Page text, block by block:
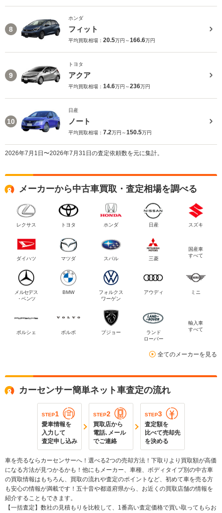
8
ホンダ
フィット
平均買取相場： 20.5万円～166.6万円
9
トヨタ
アクア
平均買取相場： 14.6万円～236万円
10
日産
ノート
平均買取相場： 7.2万円～150.5万円
2026年7月1日〜2026年7月31日の査定依頼数を元に集計。
メーカーから中古車買取・査定相場を調べる
レクサス トヨタ ホンダ 日産 スズキ
ダイハツ マツダ スバル 三菱
国産車
すべて
メルセデス
・ベンツ
BMW
フォルクス
ワーゲン
アウディ ミニ
ポルシェ ボルボ プジョー
ランド
ローバー
輸入車
すべて
全てのメーカーを見る
カーセンサー簡単ネット車査定の流れ
STEP1
愛車情報を
入力して
査定申し込み
STEP2
買取店から
電話､メール
でご連絡
STEP3
査定額を
比べて売却先
を決める
車を売るならカーセンサーへ！選べる2つの売却方法！下取りより買取額が高価
になる方法が見つかるかも！他にもメーカー、車種、ボディタイプ別の中古車
の買取情報はもちろん、買取の流れや査定のポイントなど、初めて車を売る方
も安心の情報が満載です！五十音や都道府県から、お近くの買取店舗の情報を
紹介することもできます。
【一括査定】数社の見積もりを比較して、1番高い査定価格で買い取ってもらお